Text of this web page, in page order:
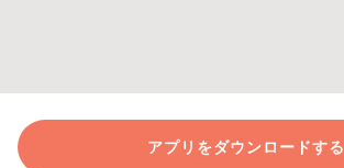
アプリをダウンロードする